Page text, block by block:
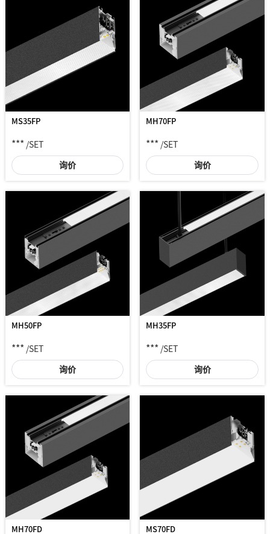
MS35FP
*** /SET
询价
MH70FP
*** /SET
询价
MH50FP
***/SET
询价
MH35FP
*** /SET
询价
MH70FD MS70FD